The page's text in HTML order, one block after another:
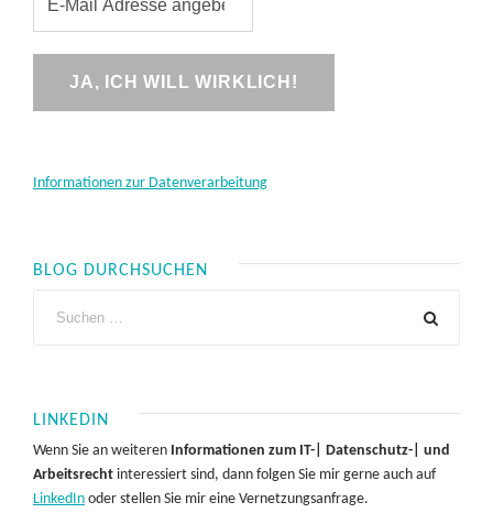
Informationen zur Datenverarbeitung
BLOG DURCHSUCHEN
LINKEDIN
Wenn Sie an weiteren Informationen zum IT-| Datenschutz-| und
Arbeitsrecht interessiert sind, dann folgen Sie mir gerne auch auf
LinkedIn oder stellen Sie mir eine Vernetzungsanfrage.